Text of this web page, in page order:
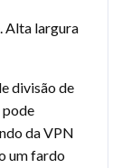
Alta largura
divisão de
da VPN
um fardo